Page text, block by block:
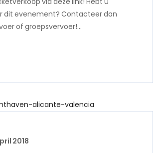
dit evenement? Contacteer dan
of groepsvervoer!…
2018